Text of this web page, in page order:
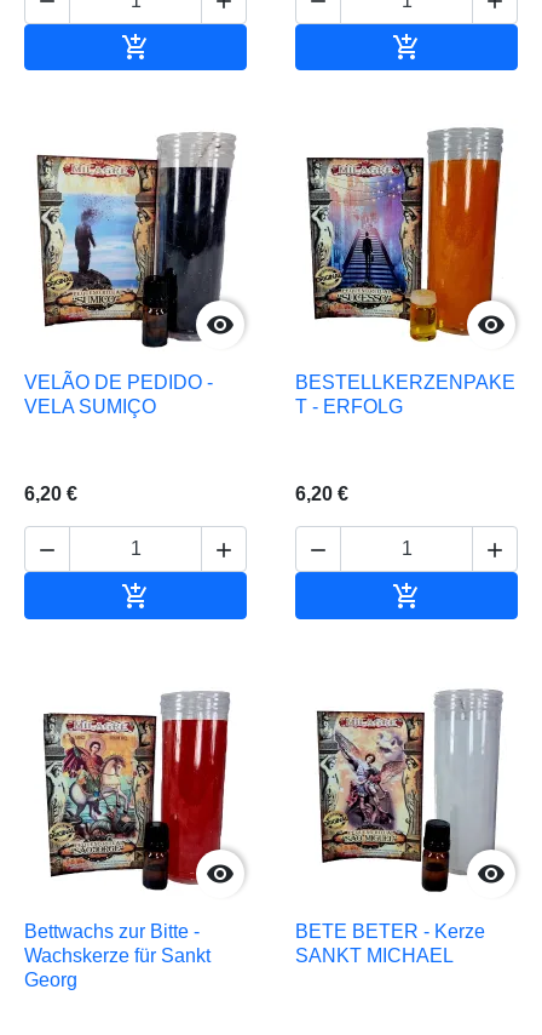
 

VELÃO DE PEDIDO -
VELA SUMIÇO
6,20 €
 


BESTELLKERZENPAKE
T - ERFOLG
6,20 €
 


Bettwachs zur Bitte -
Wachskerze für Sankt
Georg

BETE BETER - Kerze
SANKT MICHAEL